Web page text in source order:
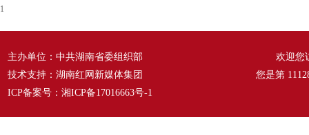
1
主办单位：中共湖南省委组织部
技术支持：湖南红网新媒体集团
ICP备案号： 湘ICP备17016663号-1
欢迎您
您是第